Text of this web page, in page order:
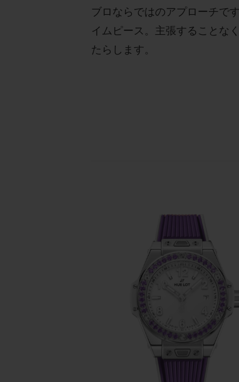
ブロならではのアプローチで
イムピース。主張することな
たらします。